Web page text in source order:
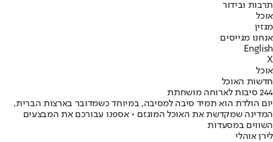
תרבות ובידור
אוכל
מגזין
אנחנו מגייסים
English
X
אוכל
חדשות האוכל
244 סיבות לארוחה מושחתת
יום הולדת הוא תמיד סיבה למסיבה, במיוחד כשמדובר בארצות הברית,
המדינה שמקדשת את האוכל המוגזם • אספנו עבורכם את המבצעים
השווים במסעדות
לירן אוהלי